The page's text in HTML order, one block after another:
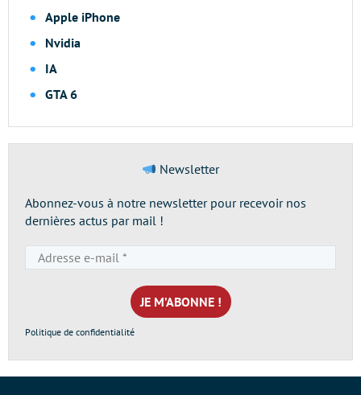
Apple iPhone
Nvidia
IA
GTA 6
Newsletter
Abonnez-vous à notre newsletter pour recevoir nos
dernières actus par mail !
e-
mail
*
Politique de confidentialité